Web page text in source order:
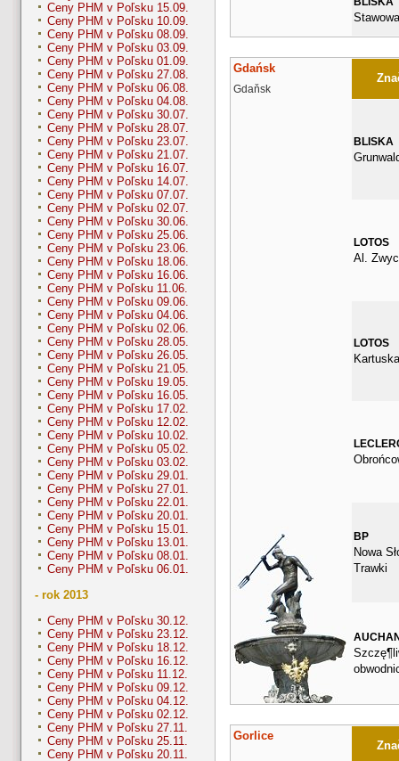
Ceny PHM v Poľsku 15.09.
Ceny PHM v Poľsku 10.09.
Ceny PHM v Poľsku 08.09.
Ceny PHM v Poľsku 03.09.
Ceny PHM v Poľsku 01.09.
Ceny PHM v Poľsku 27.08.
Ceny PHM v Poľsku 06.08.
Ceny PHM v Poľsku 04.08.
Ceny PHM v Poľsku 30.07.
Ceny PHM v Poľsku 28.07.
Ceny PHM v Poľsku 23.07.
Ceny PHM v Poľsku 21.07.
Ceny PHM v Poľsku 16.07.
Ceny PHM v Poľsku 14.07.
Ceny PHM v Poľsku 07.07.
Ceny PHM v Poľsku 02.07.
Ceny PHM v Poľsku 30.06.
Ceny PHM v Poľsku 25.06.
Ceny PHM v Poľsku 23.06.
Ceny PHM v Poľsku 18.06.
Ceny PHM v Poľsku 16.06.
Ceny PHM v Poľsku 11.06.
Ceny PHM v Poľsku 09.06.
Ceny PHM v Poľsku 04.06.
Ceny PHM v Poľsku 02.06.
Ceny PHM v Poľsku 28.05.
Ceny PHM v Poľsku 26.05.
Ceny PHM v Poľsku 21.05.
Ceny PHM v Poľsku 19.05.
Ceny PHM v Poľsku 16.05.
Ceny PHM v Poľsku 17.02.
Ceny PHM v Poľsku 12.02.
Ceny PHM v Poľsku 10.02.
Ceny PHM v Poľsku 05.02.
Ceny PHM v Poľsku 03.02.
Ceny PHM v Poľsku 29.01.
Ceny PHM v Poľsku 27.01.
Ceny PHM v Poľsku 22.01.
Ceny PHM v Poľsku 20.01.
Ceny PHM v Poľsku 15.01.
Ceny PHM v Poľsku 13.01.
Ceny PHM v Poľsku 08.01.
Ceny PHM v Poľsku 06.01.
- rok 2013
Ceny PHM v Poľsku 30.12.
Ceny PHM v Poľsku 23.12.
Ceny PHM v Poľsku 18.12.
Ceny PHM v Poľsku 16.12.
Ceny PHM v Poľsku 11.12.
Ceny PHM v Poľsku 09.12.
Ceny PHM v Poľsku 04.12.
Ceny PHM v Poľsku 02.12.
Ceny PHM v Poľsku 27.11.
Ceny PHM v Poľsku 25.11.
Ceny PHM v Poľsku 20.11.
Gdańsk
Gdaňsk
BLISKA
LOTOS
Al.
LOTOS
BP
Nowa
Trawki
Gorlice